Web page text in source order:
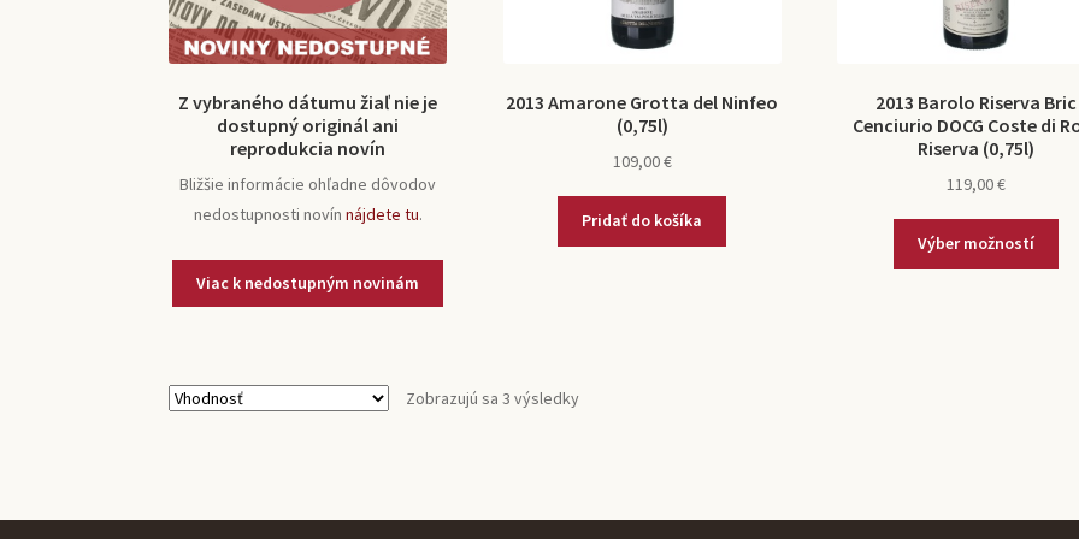
Z vybraného dátumu žiaľ nie je
dostupný originál ani
reprodukcia novín
Bližšie informácie ohľadne dôvodov
nedostupnosti novín nájdete tu.
2013 Amarone Grotta del Ninfeo
(0,75l)
109,00€
Pridať do košíka
2013 Barolo Riserva Bric
Cenciurio DOCG Coste di
Riserva (0,75l)
119,00€
Výber možností
Zobrazujú sa 3 výsledky